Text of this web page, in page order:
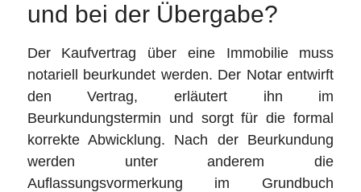
und bei der Übergabe?
Der Kaufvertrag über eine Immobilie muss
notariell beurkundet werden. Der Notar entwirft
den Vertrag, erläutert ihn im
Beurkundungstermin und sorgt für die formal
korrekte Abwicklung. Nach der Beurkundung
werden unter anderem die
Auflassungsvormerkung im Grundbuch